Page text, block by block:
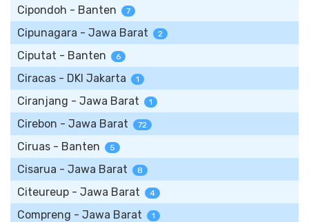
Cipondoh - Banten 7
Cipunagara - Jawa Barat 2
Ciputat - Banten 6
Ciracas - DKI Jakarta 1
Ciranjang - Jawa Barat 1
Cirebon - Jawa Barat 72
Ciruas - Banten 5
Cisarua - Jawa Barat 8
Citeureup - Jawa Barat 4
Compreng - Jawa Barat 1